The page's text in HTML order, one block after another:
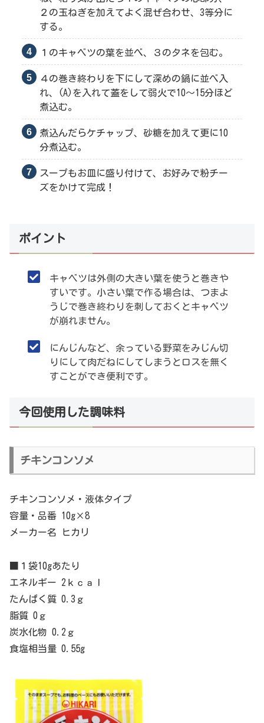
２の玉ねぎを加えてよく混ぜ合わせ、3等分に
する。
１のキャベツの葉を並べ、３のタネを包む。
４の巻き終わりを下にして深めの鍋に並べ入
れ、(A)を入れて蓋をして弱火で10〜15分ほど
煮込む。
煮込んだらケチャップ、砂糖を加えて更に10
分煮込む。
スープもお皿に盛り付けて、お好みで粉チー
ズをかけて完成！
ポイント
キャベツは外側の大きい葉を使うと巻きや
すいです。小さい葉で作る場合は、つまよ
うじで巻き終わりを刺しておくとキャベツ
が崩れません。
にんじんなど、余っている野菜をみじん切
りにして肉だねにしてしまうとロスを無く
すことができ便利です。
今回使用した調味料
チキンコンソメ
チキンコンソメ・液体タイプ
容量・品番 10g×8
メーカー名 ヒカリ
■１袋10gあたり
エネルギー 2ｋｃａｌ
たんぱく質 0.3ｇ
脂質 0ｇ
炭水化物 0.2ｇ
食塩相当量 0.55g